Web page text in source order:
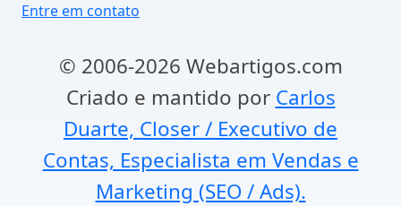
Entre em contato
© 2006-2026 Webartigos.com
Criado e mantido por Carlos
Duarte, Closer / Executivo de
Contas, Especialista em Vendas e
Marketing (SEO / Ads).